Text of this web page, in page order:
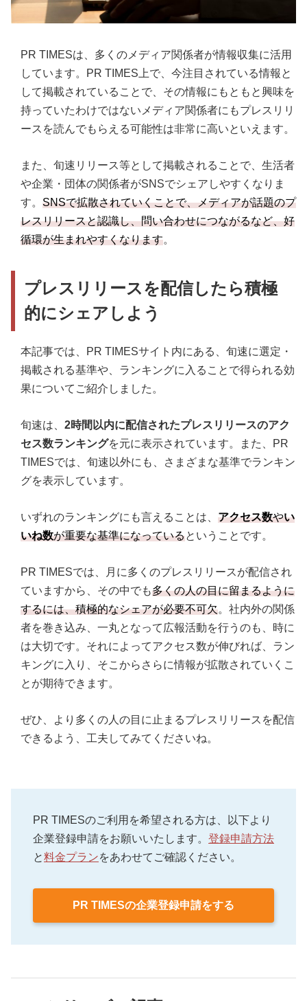
PR TIMESは、多くのメディア関係者が情報収集に活用
しています。PR TIMES上で、今注目されている情報と
して掲載されていることで、その情報にもともと興味を
持っていたわけではないメディア関係者にもプレスリリ
ースを読んでもらえる可能性は非常に高いといえます。
また、旬速リリース等として掲載されることで、生活者
や企業・団体の関係者がSNSでシェアしやすくなりま
す。 SNSで拡散されていくことで、メディアが話題のプ
レスリリースと認識し、問い合わせにつながるなど、好
循環が生まれやすくなります。
プレスリリースを配信したら積極
的にシェアしよう
本記事では、PR TIMESサイト内にある、旬速に選定・
掲載される基準や、ランキングに入ることで得られる効
果についてご紹介しました。
旬速は、 2時間以内に配信されたプレスリリースのアク
セス数ランキングを元に表示されています。また、PR
TIMESでは、旬速以外にも、さまざまな基準でランキン
グを表示しています。
いずれのランキングにも言えることは、 アクセス数やい
いね数が重要な基準になっているということです。
PR TIMESでは、月に多くのプレスリリースが配信され
ていますから、その中でも多くの人の目に留まるように
するには、積極的なシェアが必要不可欠。社内外の関係
者を巻き込み、一丸となって広報活動を行うのも、時に
は大切です。それによってアクセス数が伸びれば、ラン
キングに入り、そこからさらに情報が拡散されていくこ
とが期待できます。
ぜひ、より多くの人の目に止まるプレスリリースを配信
できるよう、工夫してみてくださいね。
PR TIMESのご利用を希望される方は、以下より
企業登録申請をお願いいたします。 登録申請方法
と料金プランをあわせてご確認ください。
PR TIMESの企業登録申請をする